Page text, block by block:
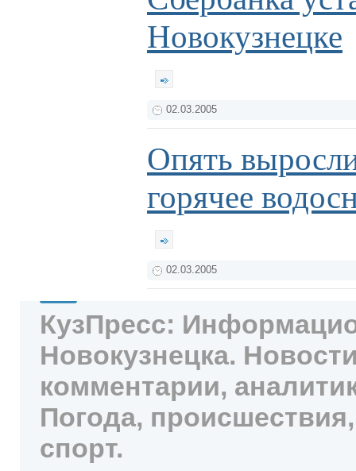
Новокузнецке
02.03.2005
Опять
горячее
02.03.2005
КузПресс:
Новокузнецка.
комментарии,
Погода,
спорт.